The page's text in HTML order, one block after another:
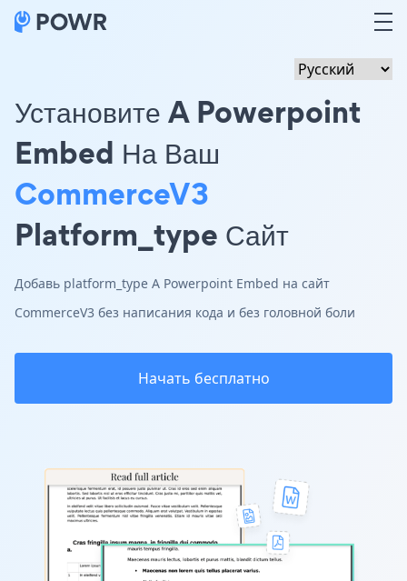
Установите A Powerpoint
Embed На Ваш
CommerceV3
Platform_type Сайт
Добавь platform_type A Powerpoint Embed на сайт
CommerceV3 без написания кода и без головной боли
Начать бесплатно